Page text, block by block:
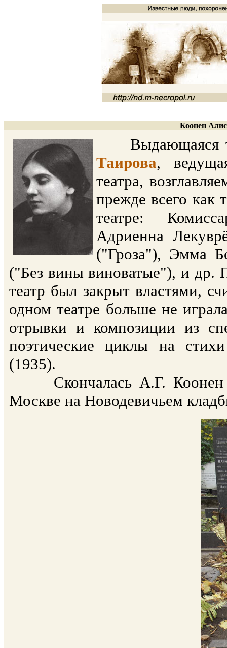
Коонен
Выдающаяся
Таирова,
театра,
прежде всего как
театре:
Адриенна
("Гроза"), Эмма
("Без вины виноватые"), и др.
театр был закрыт властями,
одном театре больше не
отрывки и композиции из
поэтические циклы на
(1935).
Скончалась А.Г. Коонен
Москве на Новодевичьем